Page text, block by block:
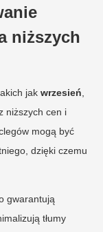
niższych
jak wrzesień
niższych cen i
mogą być
dzięki czemu
gwarantują
tłumy